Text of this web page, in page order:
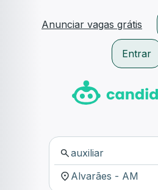
Anunciar vagas grátis
Entrar